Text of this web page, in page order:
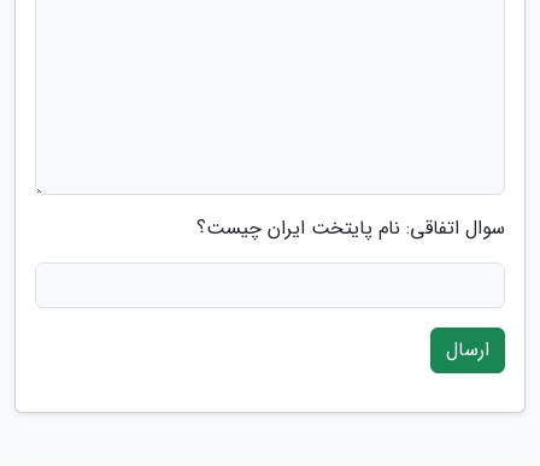
سوال اتفاقی: نام پایتخت ایران چیست؟
ارسال